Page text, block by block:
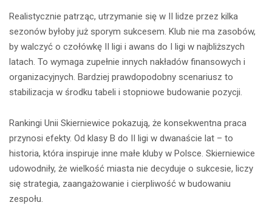
Realistycznie patrząc, utrzymanie się w II lidze przez kilka
sezonów byłoby już sporym sukcesem. Klub nie ma zasobów,
by walczyć o czołówkę II ligi i awans do I ligi w najbliższych
latach. To wymaga zupełnie innych nakładów finansowych i
organizacyjnych. Bardziej prawdopodobny scenariusz to
stabilizacja w środku tabeli i stopniowe budowanie pozycji.
Rankingi Unii Skierniewice pokazują, że konsekwentna praca
przynosi efekty. Od klasy B do II ligi w dwanaście lat – to
historia, która inspiruje inne małe kluby w Polsce. Skierniewice
udowodniły, że wielkość miasta nie decyduje o sukcesie, liczy
się strategia, zaangażowanie i cierpliwość w budowaniu
zespołu.